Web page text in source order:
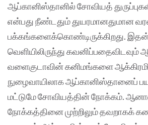
ஆப்கானிஸ்தானில் சோவியத்
என்பது நீண்டதும் துயரமானதுமான
பக்கங்களைக்கொண்டிருக்கிறது.
வெளியிலிருந்து கவனிப்பதைவிடவும்
வளைகுடாவின் கனிமங்களை
நுழைவாயிலாக ஆப்கானிஸ்தானைப்
மட்டுமே சோவியத்தின் நோக்கம்.
நோக்கத்தினை முற்றிலும் தவறாகக்